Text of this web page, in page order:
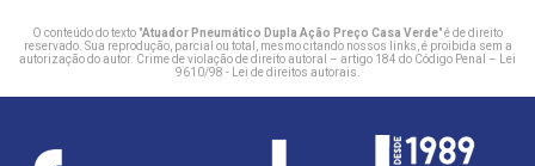
O conteúdo do texto "Atuador Pneumático Dupla Ação Preço Casa Verde" é de direito
reservado. Sua reprodução, parcial ou total, mesmo citando nossos links, é proibida sem a
autorização do autor. Crime de violação de direito autoral – artigo 184 do Código Penal – Lei
9610/98 - Lei de direitos autorais.